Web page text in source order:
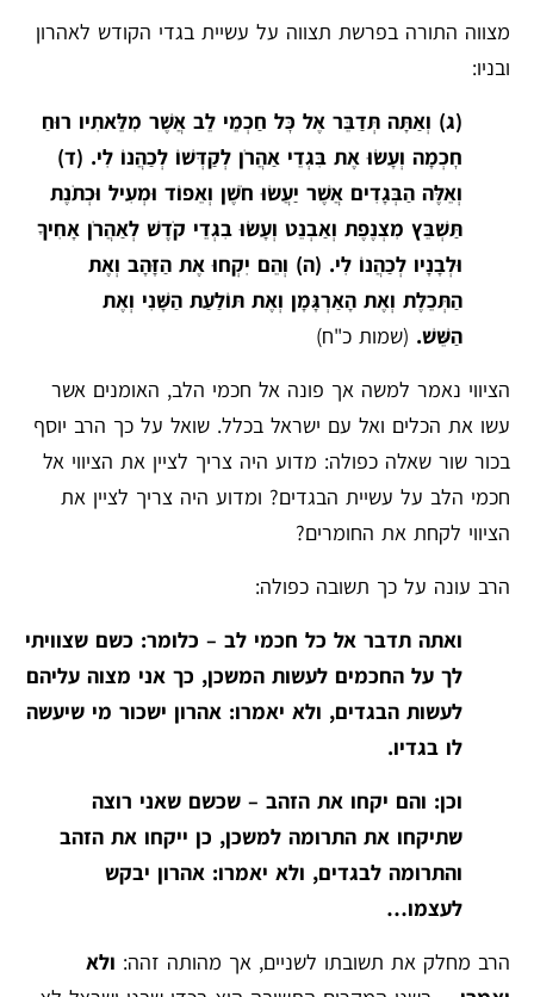
מצווה התורה בפרשת תצווה על עשיית בגדי הקודש לאהרון
ובניו:
(ג) וְאַתָּה תְּדַבֵּר אֶל כׇּל חַכְמֵי לֵב אֲשֶׁר מִלֵּאתִיו רוּחַ
חׇכְמָה וְעָשׂוּ אֶת בִּגְדֵי אַהֲרֹן לְקַדְּשׁוֹ לְכַהֲנוֹ לִי. (ד)
וְאֵלֶּה הַבְּגָדִים אֲשֶׁר יַעֲשׂוּ חֹשֶׁן וְאֵפוֹד וּמְעִיל וּכְתֹנֶת
תַּשְׁבֵּץ מִצְנֶפֶת וְאַבְנֵט וְעָשׂוּ בִגְדֵי קֹדֶשׁ לְאַהֲרֹן אָחִיךָ
וּלְבָנָיו לְכַהֲנוֹ לִי. (ה) וְהֵם יִקְחוּ אֶת הַזָּהָב וְאֶת
הַתְּכֵלֶת וְאֶת הָאַרְגָּמָן וְאֶת תּוֹלַעַת הַשָּׁנִי וְאֶת
הַשֵּׁשׁ. (שמות כ"ח)
הציווי נאמר למשה אך פונה אל חכמי הלב, האומנים אשר
עשו את הכלים ואל עם ישראל בכלל. שואל על כך הרב יוסף
בכור שור שאלה כפולה: מדוע היה צריך לציין את הציווי אל
חכמי הלב על עשיית הבגדים? ומדוע היה צריך לציין את
הציווי לקחת את החומרים?
הרב עונה על כך תשובה כפולה:
ואתה תדבר אל כל חכמי לב – כלומר: כשם שצוויתי
לך על החכמים לעשות המשכן, כך אני מצוה עליהם
לעשות הבגדים, ולא יאמרו: אהרון ישכור מי שיעשה
לו בגדיו.
וכן: והם יקחו את הזהב – שכשם שאני רוצה
שתיקחו את התרומה למשכן, כן ייקחו את הזהב
והתרומה לבגדים, ולא יאמרו: אהרון יבקש
לעצמו…
הרב מחלק את תשובתו לשניים, אך מהותה זהה: ולא